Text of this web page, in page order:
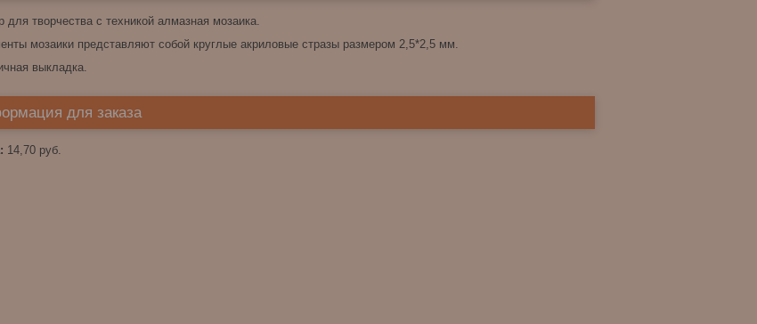
для творчества с техникой алмазная мозаика.
мозаики представляют собой круглые акриловые стразы размером 2,5*2,5 мм.
выкладка.
для заказа
14,70 руб.